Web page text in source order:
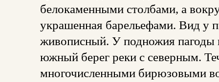
белокаменными столбами, а
украшенная барельефами. Вид у
живописный. У подножия пагоды
южный берег реки с северным.
многочисленными бирюзовыми